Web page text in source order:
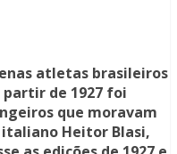
atletas brasileiros
de 1927 foi
que moravam
italiano Heitor Blasi,